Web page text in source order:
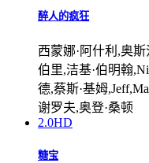
醉人的疯狂
西蒙娜·阿什利,奥
伯里,洁基·伯明翰
德,蔡斯·基姆
谢罗夫,奥登·桑顿
2.0HD
糖宝